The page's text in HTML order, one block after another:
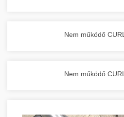
Nem működő
Nem működő